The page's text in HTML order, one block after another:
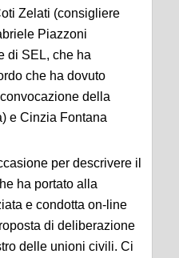
Zelati (consigliere
Piazzoni
di SEL, che ha
che ha dovuto
della
e Cinzia Fontana
per descrivere il
ha portato alla
e condotta on-line
di deliberazione
delle unioni civili. Ci